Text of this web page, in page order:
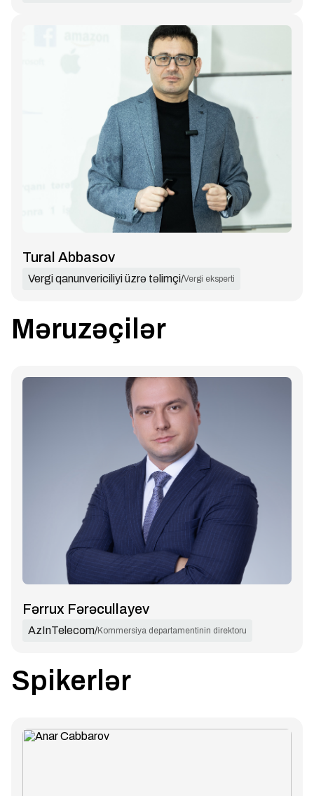
Tural Abbasov
Vergi qanunvericiliyi üzrə təlimçi/Vergi eksperti
Məruzəçilər
Fərrux Fərəcullayev
AzInTelecom/Kommersiya departamentinin direktoru
Spikerlər